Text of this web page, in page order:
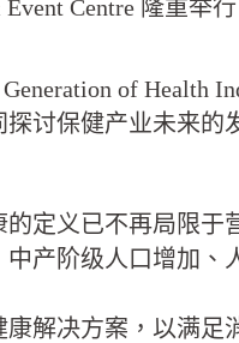
Event Centre 隆重举行
of
讨保健产业未来的
定义已不再局限
产阶级人口增加
解决方案，以满足